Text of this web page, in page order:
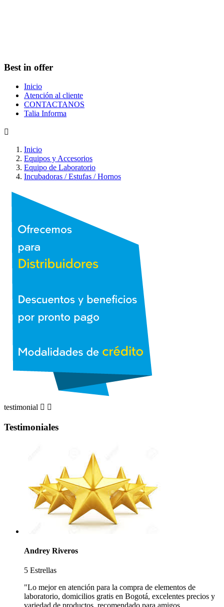
Best in offer
Inicio
Atención al cliente
CONTACTANOS
Talia Informa

Inicio
Equipos y Accesorios
Equipo de Laboratorio
Incubadoras / Estufas / Hornos
testimonial  
Testimoniales
Andrey Riveros
5 Estrellas
"Lo mejor en atención para la compra de elementos de
laboratorio, domicilios gratis en Bogotá, excelentes precios y